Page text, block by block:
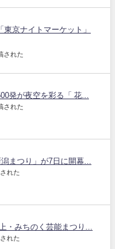
京ナイトマーケット」
された
発が夜空を彩る「 花...
された
まつり」が7日に開幕...
れた
・みちのく芸能まつり...
れた